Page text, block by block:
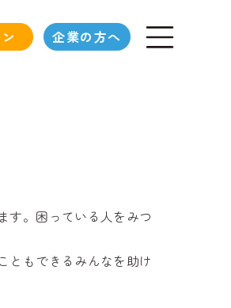
企業の方へ
す。困っている人をみつ
ともできるみんなを助け